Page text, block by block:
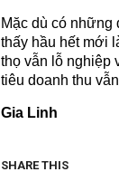
Mặc dù có những
thấy hầu hết mới
thọ vẫn lỗ nghiệp
tiêu doanh thu
Gia Linh
SHARE THIS